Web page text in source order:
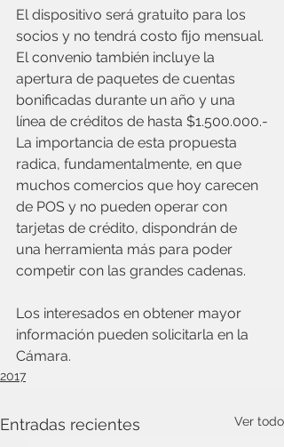
El dispositivo será gratuito para los
socios y no tendrá costo fijo mensual.
El convenio también incluye la
apertura de paquetes de cuentas
bonificadas durante un año y una
línea de créditos de hasta $1.500.000.-
La importancia de esta propuesta
radica, fundamentalmente, en que
muchos comercios que hoy carecen
de POS y no pueden operar con
tarjetas de crédito, dispondrán de
una herramienta más para poder
competir con las grandes cadenas.
Los interesados en obtener mayor
información pueden solicitarla en la
Cámara.
2017
Entradas recientes Ver todo